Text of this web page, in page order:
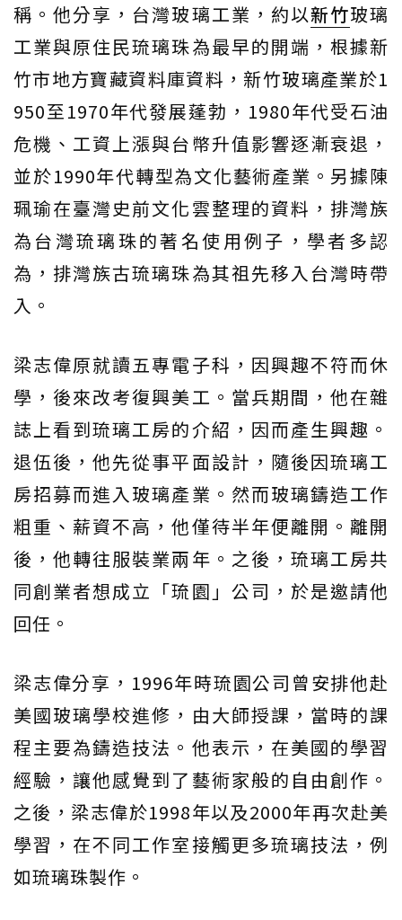
稱。他分享，台灣玻璃工業，約以新竹玻璃
工業與原住民琉璃珠為最早的開端，根據新
竹市地方寶藏資料庫資料，新竹玻璃產業於1
950至1970年代發展蓬勃，1980年代受石油
危機、工資上漲與台幣升值影響逐漸衰退，
並於1990年代轉型為文化藝術產業。另據陳
珮瑜在臺灣史前文化雲整理的資料，排灣族
為台灣琉璃珠的著名使用例子，學者多認
為，排灣族古琉璃珠為其祖先移入台灣時帶
入。
梁志偉原就讀五專電子科，因興趣不符而休
學，後來改考復興美工。當兵期間，他在雜
誌上看到琉璃工房的介紹，因而產生興趣。
退伍後，他先從事平面設計，隨後因琉璃工
房招募而進入玻璃產業。然而玻璃鑄造工作
粗重、薪資不高，他僅待半年便離開。離開
後，他轉往服裝業兩年。之後，琉璃工房共
同創業者想成立「琉園」公司，於是邀請他
回任。
梁志偉分享，1996年時琉園公司曾安排他赴
美國玻璃學校進修，由大師授課，當時的課
程主要為鑄造技法。他表示，在美國的學習
經驗，讓他感覺到了藝術家般的自由創作。
之後，梁志偉於1998年以及2000年再次赴美
學習，在不同工作室接觸更多琉璃技法，例
如琉璃珠製作。